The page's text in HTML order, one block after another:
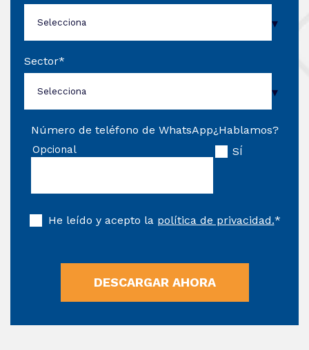
Sector*
Número de teléfono de WhatsApp
Opcional
¿Hablamos?
SÍ
He leído y acepto la política de privacidad.*